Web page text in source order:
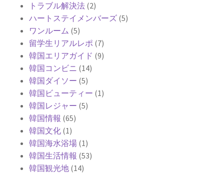
トラブル解決法 (2)
ハートステイメンバーズ (5)
ワンルーム (5)
留学生リアルレポ (7)
韓国エリアガイド (9)
韓国コンビニ (14)
韓国ダイソー (5)
韓国ビューティー (1)
韓国レジャー (5)
韓国情報 (65)
韓国文化 (1)
韓国海水浴場 (1)
韓国生活情報 (53)
韓国観光地 (14)